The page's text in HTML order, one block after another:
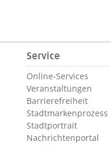
Service
Online-Services
Veranstaltungen
Barrierefreiheit
Stadtmarkenprozess
Stadtportrait
Nachrichtenportal